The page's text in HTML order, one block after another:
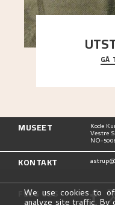
Då Astrup
Kaland og
GÅ
MUSEET Kode
Vestre
NO-
KONTAKT
FØLG OSS
We use cookies to